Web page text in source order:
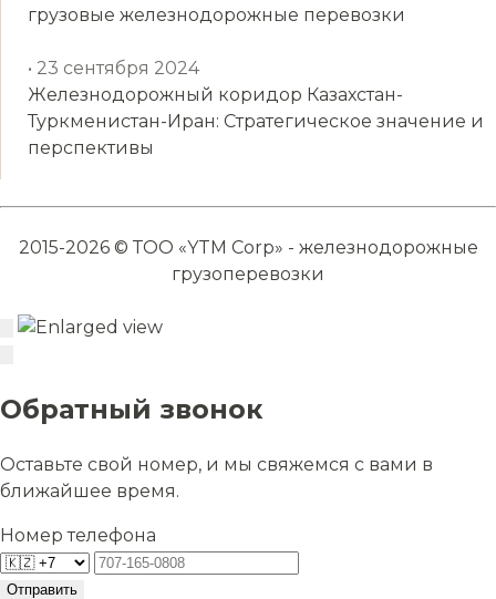
грузовые железнодорожные перевозки
• 23 сентября 2024
Железнодорожный коридор Казахстан-
Туркменистан-Иран: Стратегическое значение и
перспективы
2015-2026 © ТОО «YTM Corp» - железнодорожные
грузоперевозки
Обратный звонок
Оставьте свой номер, и мы свяжемся с вами в
ближайшее время.
Номер телефона
Отправить